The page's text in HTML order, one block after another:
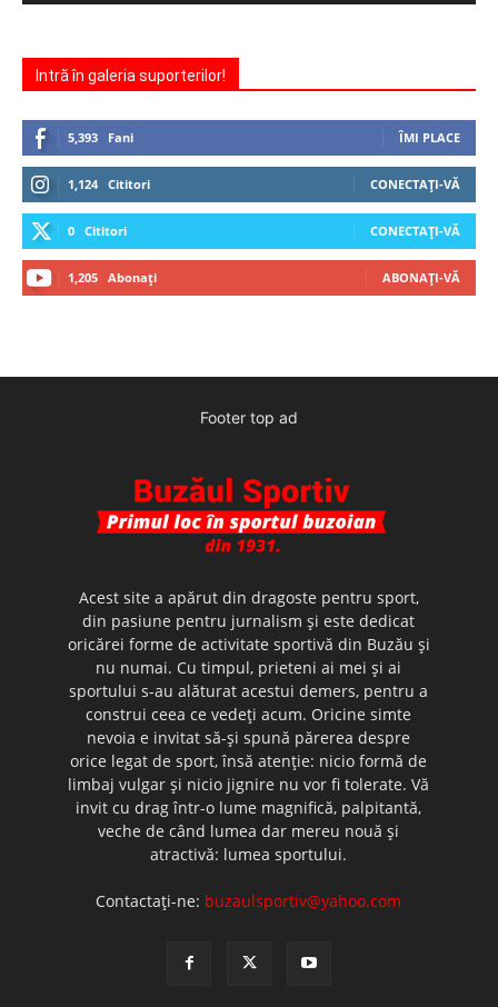
Intră în galeria suporterilor!
5,393 Fani ÎMI PLACE
1,124 Cititori CONECTAȚI-VĂ
0 Cititori CONECTAȚI-VĂ
1,205 Abonați ABONAȚI-VĂ
Footer top ad
Acest site a apărut din dragoste pentru sport,
din pasiune pentru jurnalism şi este dedicat
oricărei forme de activitate sportivă din Buzău şi
nu numai. Cu timpul, prieteni ai mei şi ai
sportului s-au alăturat acestui demers, pentru a
construi ceea ce vedeţi acum. Oricine simte
nevoia e invitat să-şi spună părerea despre
orice legat de sport, însă atenţie: nicio formă de
limbaj vulgar şi nicio jignire nu vor fi tolerate. Vă
invit cu drag într-o lume magnifică, palpitantă,
veche de când lumea dar mereu nouă şi
atractivă: lumea sportului.
Contactați-ne: buzaulsportiv@yahoo.com